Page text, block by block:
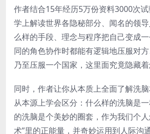
作者结合15年经历5万份资料3000次
学上解读世界各隐秘部分、闻名的领
么样的手段、理念与程序把自己变成
同的角色协作时都能有逻辑地压服对
乃至压服一个国家，这里面究竟隐藏着
同时，作者让你从本质上全面了解洗
从本源上学会区分：什么样的洗脑是
的洗脑是个美妙的圈套，作为我们个
术”里的正能量，并奇妙运用到人际沟